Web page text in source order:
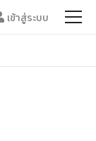
เข้าสู่ระบบ